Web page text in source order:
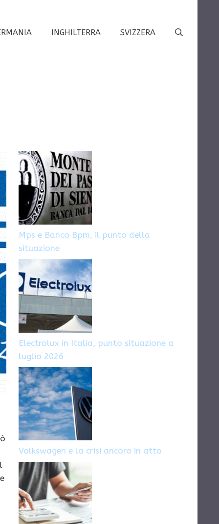
INGHILTERRA SVIZZERA
Mps e Banco Bpm, il punto della
situazione
Electrolux in Italia, punto situazione a
luglio 2026
Volkswagen e la crisi ancora in atto